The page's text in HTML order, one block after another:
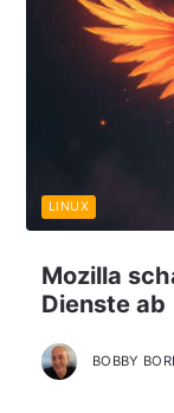
Mozilla
Dienste ab
BOBBY
LINUX